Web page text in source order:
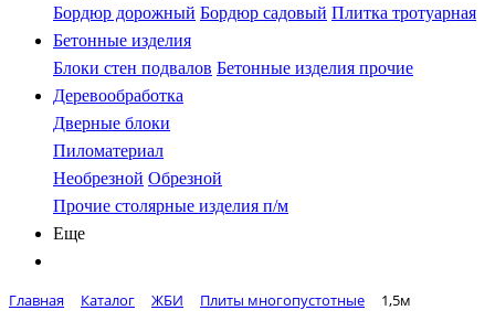
Бордюр дорожный Бордюр садовый Плитка тротуарная
Бетонные изделия
Блоки стен подвалов Бетонные изделия прочие
Деревообработка
Дверные блоки
Пиломатериал
Необрезной Обрезной
Прочие столярные изделия п/м
Еще
Главная Каталог ЖБИ Плиты многопустотные 1,5м